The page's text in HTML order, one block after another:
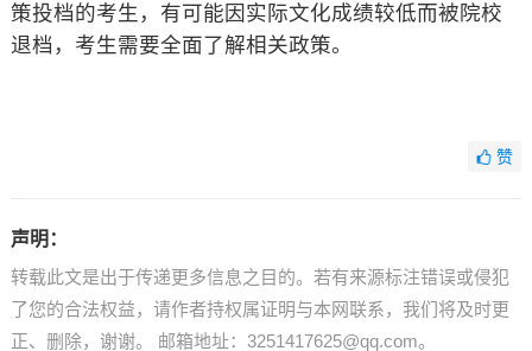
策投档的考生，有可能因实际文化成绩较低而被院校
退档，考生需要全面了解相关政策。
赞
声明：
转载此文是出于传递更多信息之目的。若有来源标注错误或侵犯
了您的合法权益，请作者持权属证明与本网联系，我们将及时更
正、删除，谢谢。 邮箱地址：3251417625@qq.com。